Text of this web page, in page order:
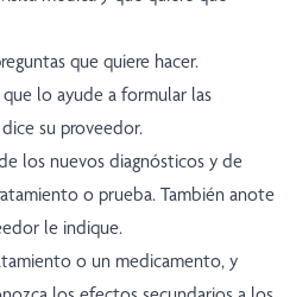
que quiere hacer.
lo ayude a formular las
su proveedor.
los nuevos diagnósticos y de
o prueba. También anote
le indique.
o un medicamento, y